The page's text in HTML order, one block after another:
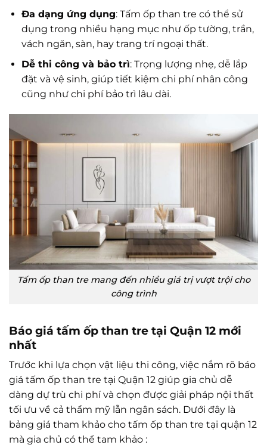
Đa dạng ứng dụng: Tấm ốp than tre có thể sử
dụng trong nhiều hạng mục như ốp tường, trần,
vách ngăn, sàn, hay trang trí ngoại thất.
Dễ thi công và bảo trì: Trọng lượng nhẹ, dễ lắp
đặt và vệ sinh, giúp tiết kiệm chi phí nhân công
cũng như chi phí bảo trì lâu dài.
Tấm ốp than tre mang đến nhiều giá trị vượt trội cho
công trình
Báo giá tấm ốp than tre tại Quận 12 mới
nhất
Trước khi lựa chọn vật liệu thi công, việc nắm rõ báo
giá tấm ốp than tre tại Quận 12 giúp gia chủ dễ
dàng dự trù chi phí và chọn được giải pháp nội thất
tối ưu về cả thẩm mỹ lẫn ngân sách. Dưới đây là
bảng giá tham khảo cho tấm ốp than tre tại quận 12
mà gia chủ có thể tam khảo :